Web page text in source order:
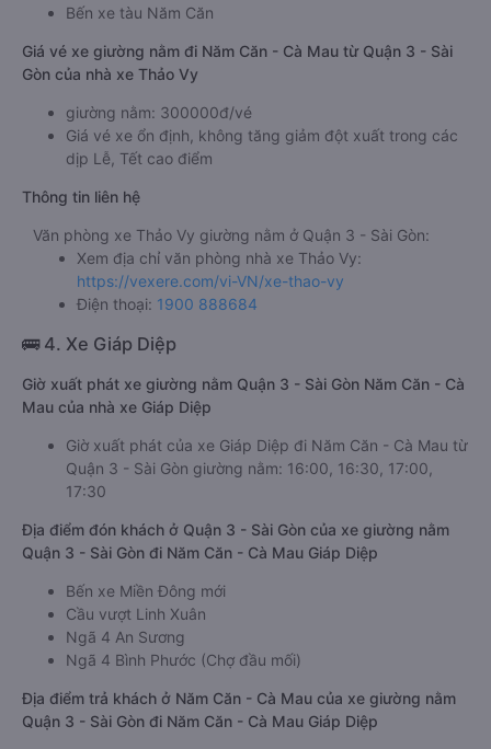
Bến xe tàu Năm Căn
Giá vé xe giường nằm đi Năm Căn - Cà Mau từ Quận 3 - Sài
Gòn của nhà xe Thảo Vy
giường nằm: 300000đ/vé
Giá vé xe ổn định, không tăng giảm đột xuất trong các
dịp Lễ, Tết cao điểm
Thông tin liên hệ
Văn phòng xe Thảo Vy giường nằm ở Quận 3 - Sài Gòn:
Xem địa chỉ văn phòng nhà xe Thảo Vy:
https://vexere.com/vi-VN/xe-thao-vy
Điện thoại: 1900 888684
🚌 4. Xe Giáp Diệp
Giờ xuất phát xe giường nằm Quận 3 - Sài Gòn Năm Căn - Cà
Mau của nhà xe Giáp Diệp
Giờ xuất phát của xe Giáp Diệp đi Năm Căn - Cà Mau từ
Quận 3 - Sài Gòn giường nằm: 16:00, 16:30, 17:00,
17:30
Địa điểm đón khách ở Quận 3 - Sài Gòn của xe giường nằm
Quận 3 - Sài Gòn đi Năm Căn - Cà Mau Giáp Diệp
Bến xe Miền Đông mới
Cầu vượt Linh Xuân
Ngã 4 An Sương
Ngã 4 Bình Phước (Chợ đầu mối)
Địa điểm trả khách ở Năm Căn - Cà Mau của xe giường nằm
Quận 3 - Sài Gòn đi Năm Căn - Cà Mau Giáp Diệp